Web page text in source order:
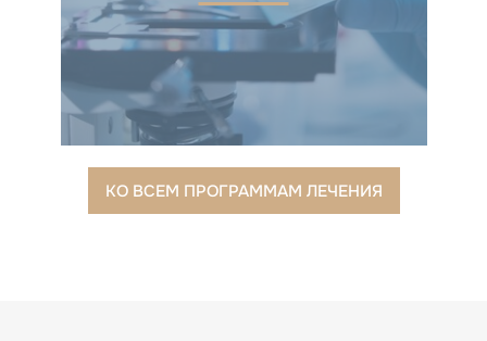
КО ВСЕМ ПРОГРАММАМ ЛЕЧЕНИЯ